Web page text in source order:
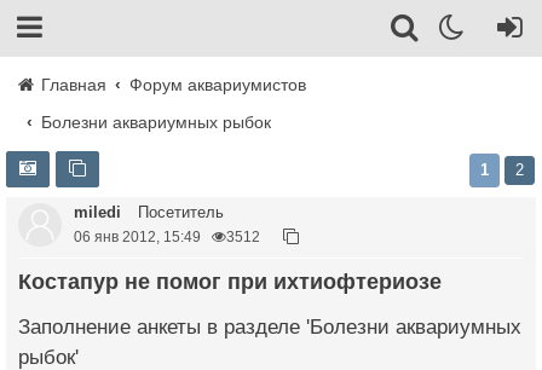
Главная
Форум аквариумистов
Болезни аквариумных рыбок
1 2
miledi Посетитель
06 янв 2012, 15:49 3512
Костапур не помог при ихтиофтериозе
Заполнение анкеты в разделе 'Болезни аквариумных
рыбок'